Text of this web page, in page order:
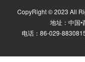
CopyRight © 2023 All
地址：中国
电话：86-029-